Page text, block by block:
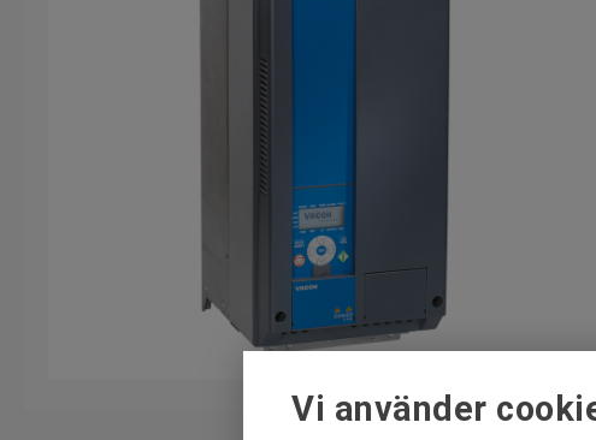
Vi använder